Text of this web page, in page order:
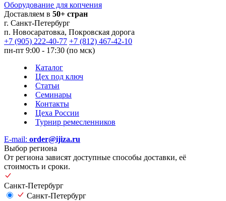
Оборудование для копчения
Доставляем в 50+ стран
г. Санкт-Петербург
п. Новосаратовка, Покровская дорога
+7 (905) 222-40-77 +7 (812) 467-42-10
пн-пт 9:00 - 17:30 (по мск)
Каталог
Цех под ключ
Статьи
Семинары
Контакты
Цеха России
Турнир ремесленников
E-mail: order@ijiza.ru
Выбор региона
От региона зависят доступные способы доставки, её
стоимость и сроки.
Санкт-Петербург
Санкт-Петербург